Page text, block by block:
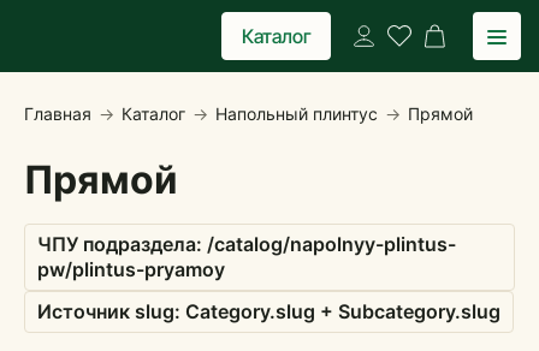
Каталог
Главная -> Каталог -> Напольный плинтус -> Прямой
Прямой
ЧПУ подраздела: /catalog/napolnyy-plintus-
pw/plintus-pryamoy
Источник slug: Category.slug + Subcategory.slug